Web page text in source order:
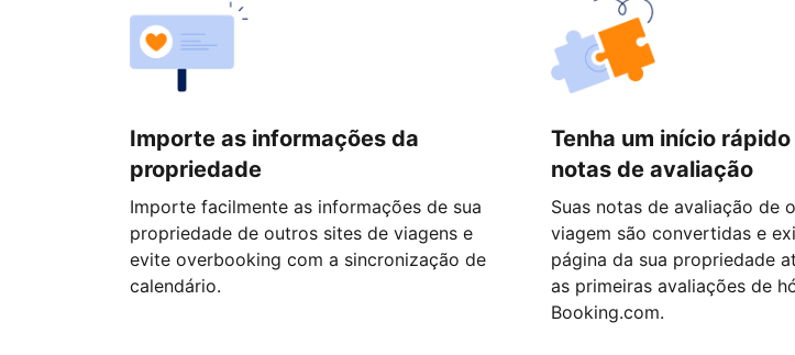
Importe as informações da
propriedade
Importe facilmente as informações de sua
propriedade de outros sites de viagens e
evite overbooking com a sincronização de
calendário.
Tenha um início
notas de avaliação
Suas notas de avaliação de
viagem são convertidas e
página da sua propriedade
as primeiras avaliações de
Booking.com.